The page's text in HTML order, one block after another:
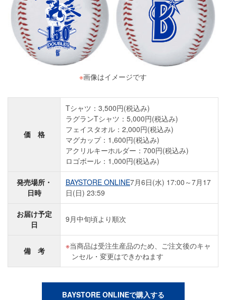
※画像はイメージです
価 格
Tシャツ：3,500円(税込み)
ラグランTシャツ：5,000円(税込み)
フェイスタオル：2,000円(税込み)
マグカップ：1,600円(税込み)
アクリルキーホルダー：700円(税込み)
ロゴボール：1,000円(税込み)
発売場所・
日時
BAYSTORE ONLINE7月6日(水) 17:00～7月17
日(日) 23:59
お届け予定
日
9月中旬頃より順次
備 考
当商品は受注生産品のため、ご注文後のキャ
ンセル・変更はできかねます
BAYSTORE ONLINEで購入する